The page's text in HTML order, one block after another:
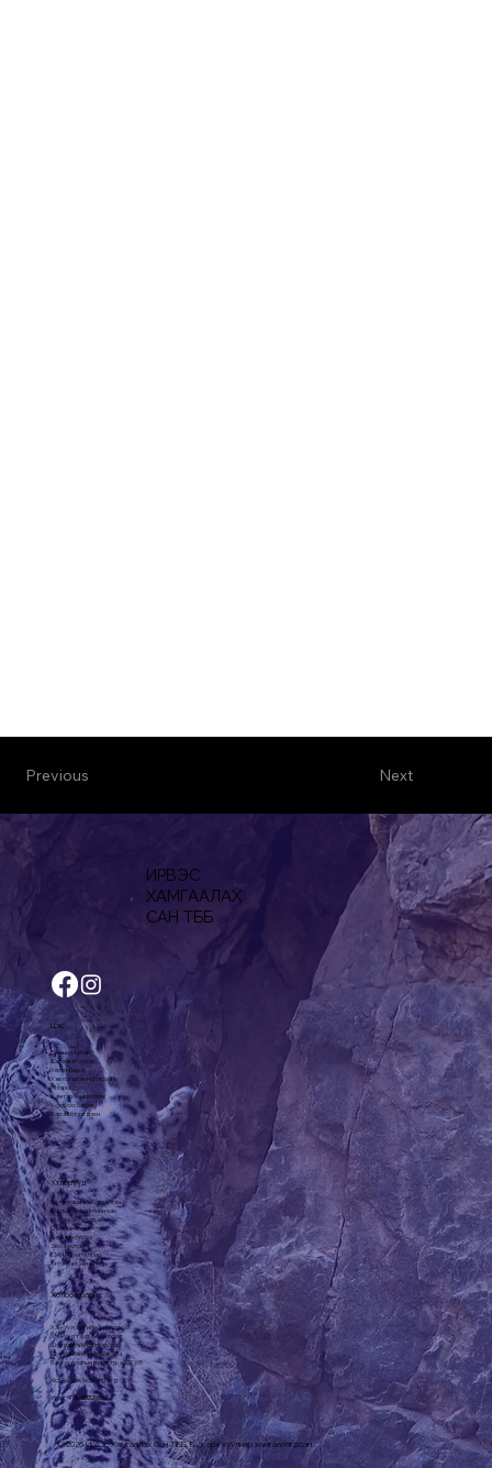
Next
Previous
ИРВЭС
ХАМГААЛАХ
САН ТББ
Цэс
Нүүр
Бидний тухай
Баг, хамт олон
Хөтөлбөрүүд
Хэвлэгдсэн материал
Мэдээ
Хамтарч ажиллах
Холбоо барих
Бараа бүтээгдэхүүн
Хөтөлбөрүүд
Урт хугацааны судалгаа
Малын эрсдэлийн сан
Ирвэс Энтерпрайз
Сүү цагаан идээ
Хашаа хороо
Эко зуслан
СМАРТ хөтөлбөр
Тэтгэлэгт хөтөлбөр
Холбоо барих
Хан-Уул дүүргийн 3-р хороо,
Хан-Уул таур 6-602 тоот
Шуудангийн салбар: 44
Шуудангийн хайрцаг: 774
Байгууллагын регистр: 1072307
slcf@snowleopard.org
Утас: +976-93329632
© 2026 Ирвэс Хамгаалах Сан ТББ. Бүх эрх хуулиар хамгаалагдсан.